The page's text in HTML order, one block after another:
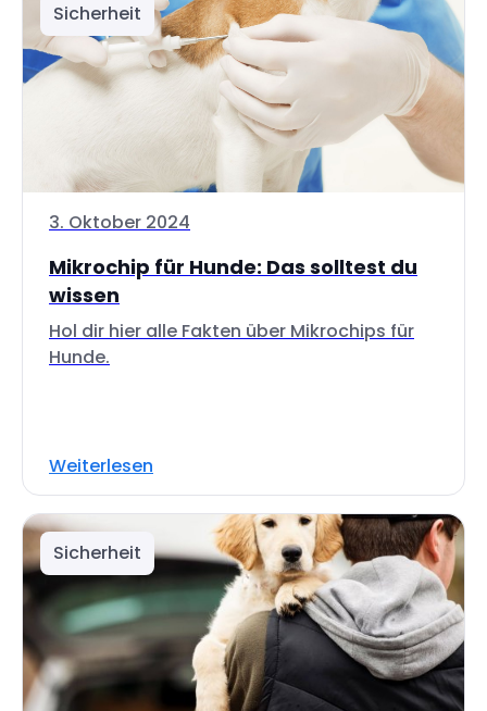
Sicherheit
3. Oktober 2024
Mikrochip für Hunde: Das solltest du
wissen
Hol dir hier alle Fakten über Mikrochips für
Hunde.
Weiterlesen
Sicherheit